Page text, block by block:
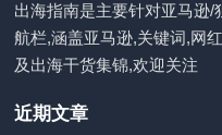
出海指南是主要针对亚马逊
航栏,涵盖亚马逊,关键词,网
及出海干货集锦,欢迎关注
近期文章